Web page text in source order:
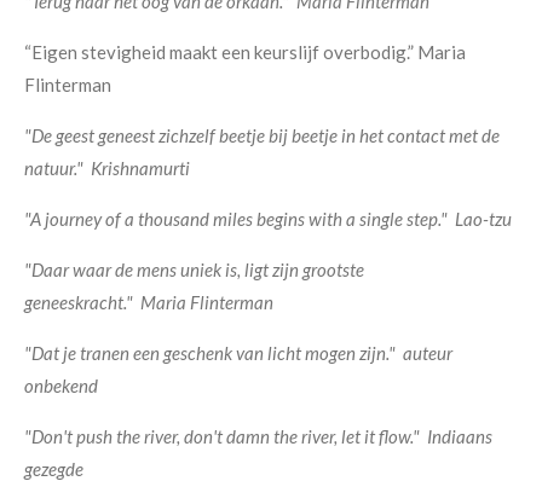
“Eigen stevigheid maakt een keurslijf overbodig.” Maria
Flinterman
"De geest geneest zichzelf beetje bij beetje in het contact met de
natuur." Krishnamurti
"A journey of a thousand miles begins with a single step." Lao-tzu
"Daar waar de mens uniek is, ligt zijn grootste
geneeskracht." Maria Flinterman
"Dat je tranen een geschenk van licht mogen zijn." auteur
onbekend
"Don't push the river, don't damn the river, let it flow." Indiaans
gezegde